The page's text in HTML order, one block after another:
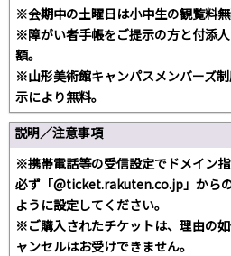
※会期中の土曜日は小中生の観覧料無
※障がい者手帳をご提示の方と付添
額。
※山形美術館キャンパスメンバーズ
示により無料。
説明／注意事項
※携帯電話等の受信設定でドメイン指
必ず「@ticket.rakuten.co.jp」から
ように設定してください。
※ご購入されたチケットは、理由の
ャンセルはお受けできません。